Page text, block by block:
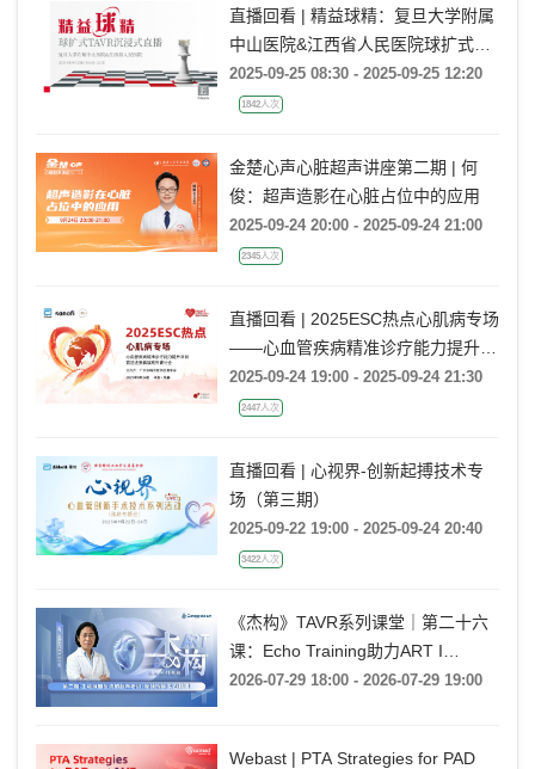
直播回看 | 精益球精：复旦大学附属
中山医院&江西省人民医院球扩式
TAVR沉浸式直播
2025-09-25 08:30 - 2025-09-25 12:20
1842人次
金楚心声心脏超声讲座第二期 | 何
俊：超声造影在心脏占位中的应用
2025-09-24 20:00 - 2025-09-24 21:00
2345人次
直播回看 | 2025ESC热点心肌病专场
——心血管疾病精准诊疗能力提升项
目-前沿进展解读系列研讨会 第6期
2025-09-24 19:00 - 2025-09-24 21:30
2447人次
直播回看 | 心视界-创新起搏技术专
场（第三期）
2025-09-22 19:00 - 2025-09-24 20:40
3422人次
《杰构》TAVR系列课堂｜第二十六
课：Echo Training助力ART I
Rebecca T. Hahn教授《第二期-主动
2026-07-29 18:00 - 2026-07-29 19:00
Webast | PTA Strategies for PAD